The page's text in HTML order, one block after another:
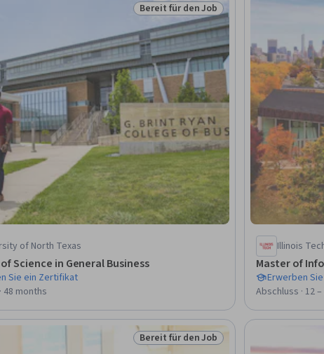
Status: Bereit für den Job
Bereit für den Job
of North Texas
Science in General Business
Sie ein Zertifikat
48 months
Illinois
Master of
Erwerben
Abschluss · 12
Status: Bereit für den Job
Bereit für den Job